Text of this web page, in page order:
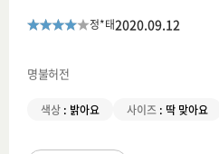
정*태2020.09.12
명불허전
색상 : 밝아요 사이즈 : 딱 맞아요